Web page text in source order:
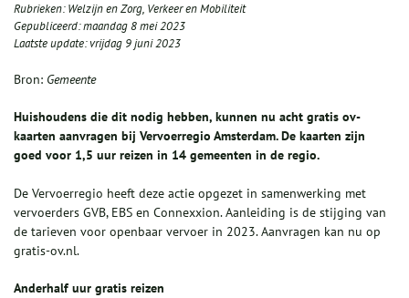
Rubrieken:Welzijn en Zorg, Verkeer en Mobiliteit
Gepubliceerd:maandag 8 mei 2023
Laatste update:vrijdag 9 juni 2023
Bron: Gemeente
Huishoudens die dit nodig hebben, kunnen nu acht gratis ov-
kaarten aanvragen bij Vervoerregio Amsterdam. De kaarten zijn
goed voor 1,5 uur reizen in 14 gemeenten in de regio.
De Vervoerregio heeft deze actie opgezet in samenwerking met
vervoerders GVB, EBS en Connexxion. Aanleiding is de stijging van
de tarieven voor openbaar vervoer in 2023. Aanvragen kan nu op
gratis-ov.nl.
Anderhalf uur gratis reizen